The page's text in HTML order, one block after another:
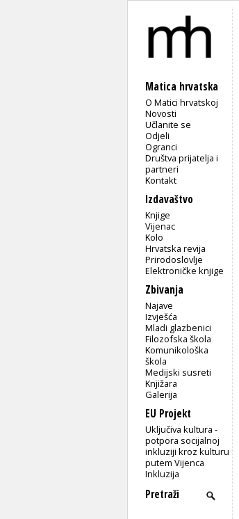
Matica hrvatska
O Matici hrvatskoj
Novosti
Učlanite se
Odjeli
Ogranci
Društva prijatelja i
partneri
Kontakt
Izdavaštvo
Knjige
Vijenac
Kolo
Hrvatska revija
Prirodoslovlje
Elektroničke knjige
Zbivanja
Najave
Izvješća
Mladi glazbenici
Filozofska škola
Komunikološka
škola
Medijski susreti
Knjižara
Galerija
EU Projekt
Uključiva kultura -
potpora socijalnoj
inkluziji kroz kulturu
putem Vijenca
Inkluzija